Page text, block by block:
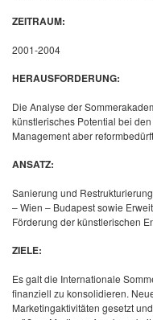
ZEITRAUM:
2001-2004
HERAUSFORDERUNG:
Die Analyse der
künstlerisches Potential bei
Management aber
ANSATZ:
Sanierung und
– Wien – Budapest sowie
Förderung der künstlerischen
ZIELE:
Es galt die Internationale
finanziell zu konsolidieren.
Marketingaktivitäten gesetzt